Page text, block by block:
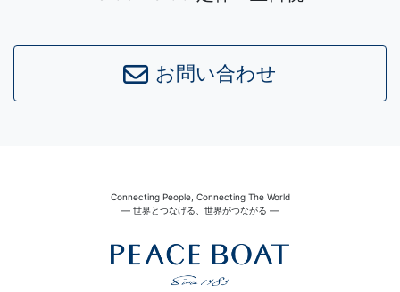
お問い合わせ
Connecting People, Connecting The World
― 世界とつなげる、世界がつながる ―